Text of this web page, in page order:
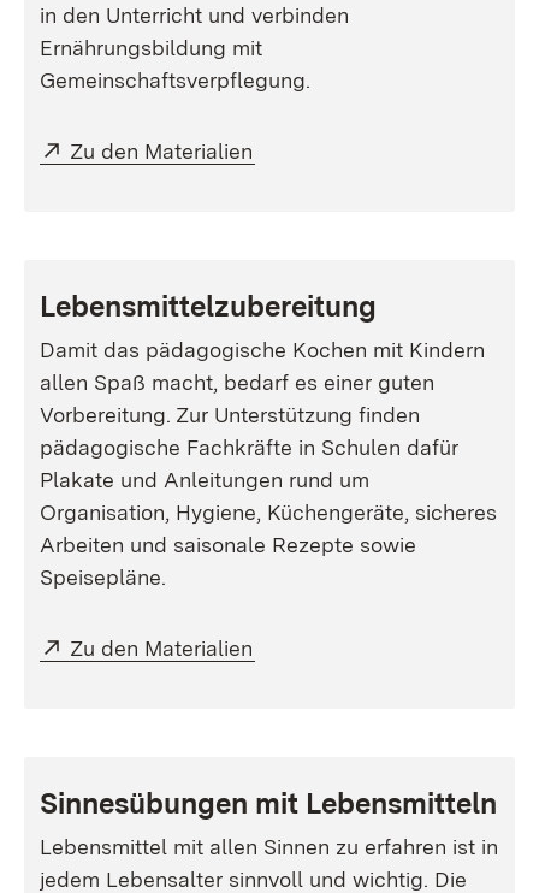
in den Unterricht und verbinden
Ernährungsbildung mit
Gemeinschaftsverpflegung.
Extern:
Zu den Materialien
Lebensmittelzubereitung
Damit das pädagogische Kochen mit Kindern
allen Spaß macht, bedarf es einer guten
Vorbereitung. Zur Unterstützung finden
pädagogische Fachkräfte in Schulen dafür
Plakate und Anleitungen rund um
Organisation, Hygiene, Küchengeräte, sicheres
Arbeiten und saisonale Rezepte sowie
Speisepläne.
Extern:
Zu den Materialien
Sinnesübungen mit Lebensmitteln
Lebensmittel mit allen Sinnen zu erfahren ist in
jedem Lebensalter sinnvoll und wichtig. Die